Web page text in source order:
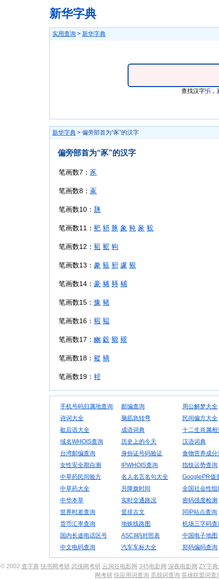
新华字典
实用查询 > 新华字典
查找汉字卐
新华字典 > 偏旁部首为“豕”的汉字
偏旁部首为“豕”的汉字
笔画数7： 豕
笔画数8： 豖
笔画数10： 豗
笔画数11： 豝 豜 豚 象 豘 豙 豛
笔画数12： 豠 豟 豞
笔画数13： 豢 豥 豣 豦 豤
笔画数14： 豪 豨 豩 豧
笔画数15： 豫 豬
笔画数16： 豭 豱
笔画数17： 豳 豰 豲 豯
笔画数18： 豵 豴
笔画数19： 豷
手机号码归属地查询 邮编查询
周公解梦大全
诗词大全
脑筋急转弯
民间偏方大全
歇后语大全
成语词典
十二生肖属相
域名WHOIS查询
历史上的今天
汉语词典
台湾邮编查询
身份证号码验证
食物营养成分
女性安全期自测
IPWHOIS查询
指纹运势查询
中草药民间验方
名人名言名句大全
GooglePR值
中草药大全
升降旗时间
全国社会性组
中华本草
实时交通路况
密码强度检测
世界时差查询
竖排古文
同IP站点查询
货币汇率查询
地铁线路图
机场三字码查
国内长途电话区号
ASCII码对照表
中国电子地图
中文电码查询
汽车车标大全 郑码编码查询
© 2002 查字典 快书网考研 武侠网考研 云洞谷电影网 345电影网 深夜电影网 ZY字
网考研 快应用词查询 觅我词查询 英雄联盟词查